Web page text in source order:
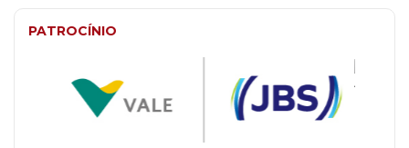
PATROCÍNIO